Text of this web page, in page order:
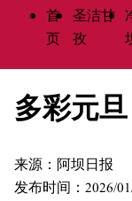
首
页
圣洁甘
孜
多彩元
来源： 阿坝日报
发布时间： 2026/